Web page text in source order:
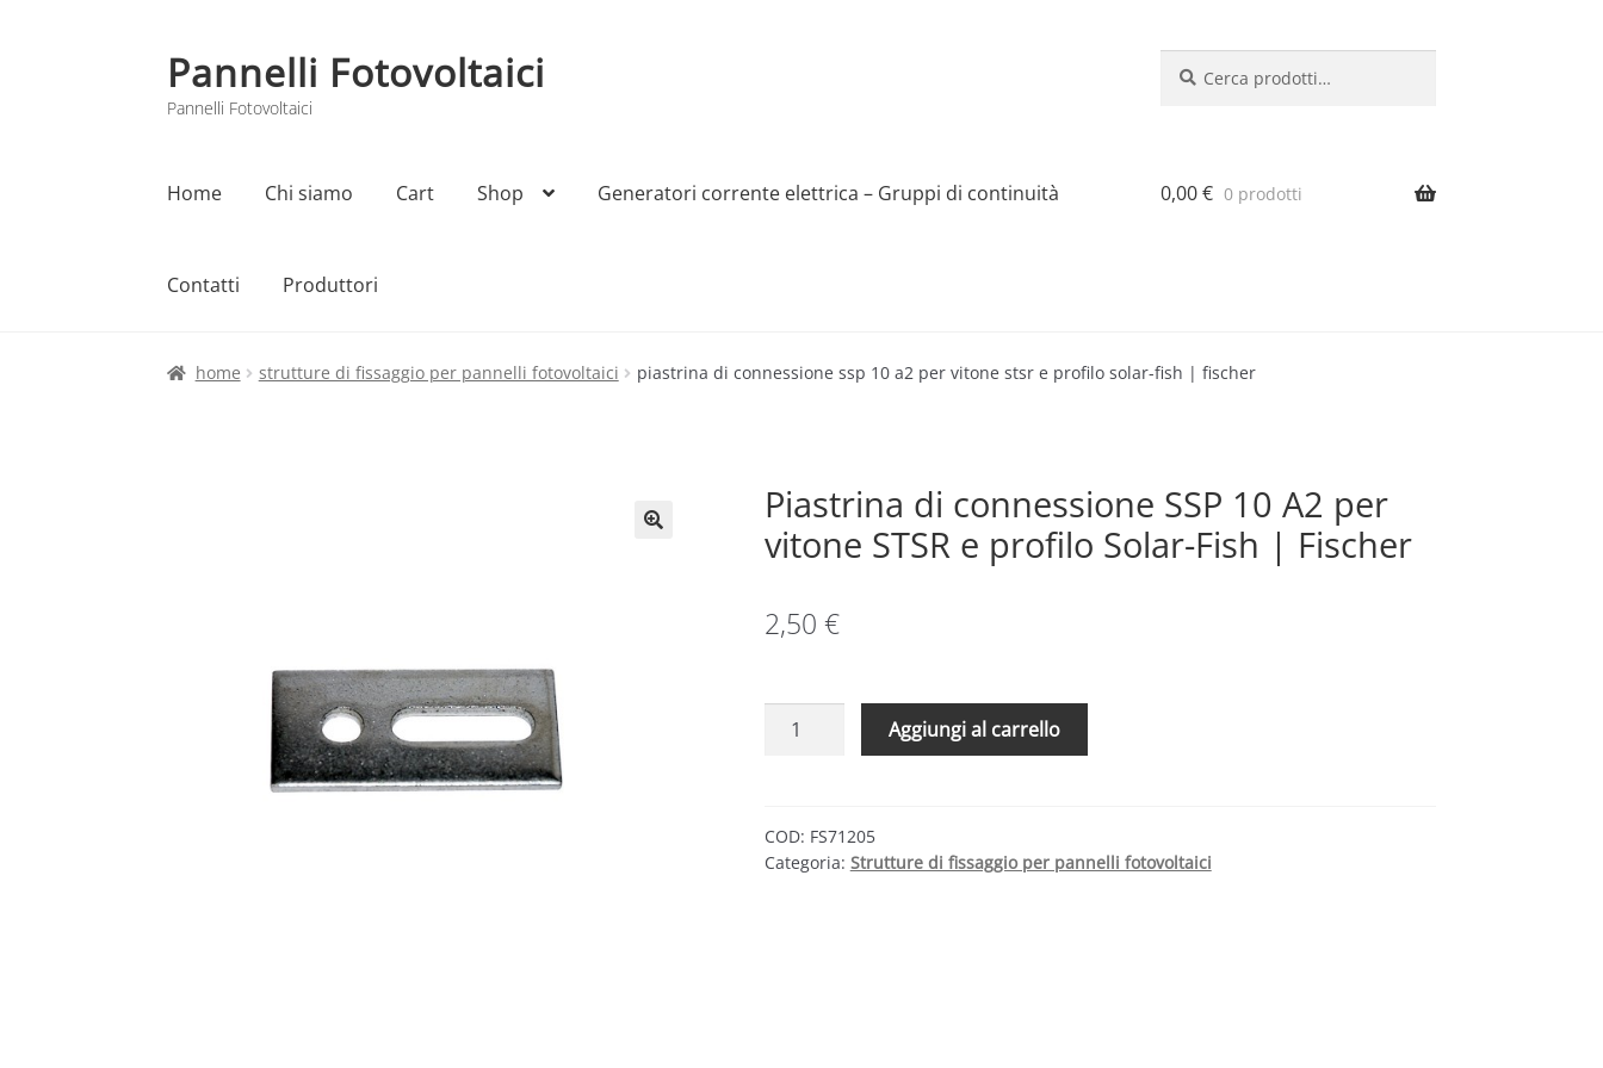
Vai
alla
navigazione
Vai
al
contenuto
Pannelli Fotovoltaici
Pannelli Fotovoltaici
Home Chi siamo Cart Shop Generatori corrente elettrica – Gruppi di continuità
Contatti Produttori
Home Cart Checkout Chi siamo ContattiMy account Produttori Sample Page Shop
0,00€ 0 prodotti
home strutture di fissaggio per pannelli fotovoltaici piastrina di connessione ssp 10 a2 per vitone stsr e profilo solar-fish | fischer
Piastrina di connessione SSP 10 A2 per
vitone STSR e profilo Solar-Fish | Fischer
2,50 €
Piastrina
10
A2
Aggiungi al carrello
COD: FS71205
Categoria: Strutture di fissaggio per pannelli fotovoltaici